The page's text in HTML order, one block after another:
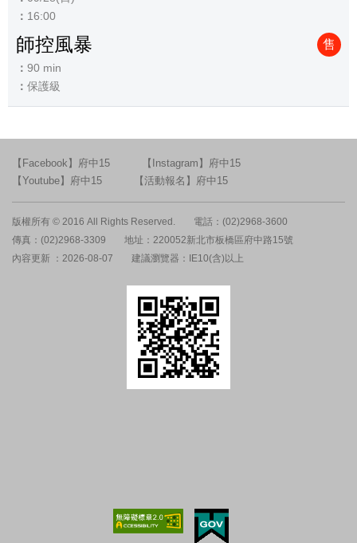
16:00
師控風暴 售
90 min
保護級
【Facebook】府中15
【Instagram】府中15
【Youtube】府中15
【活動報名】府中15
版權所有 © 2016 All Rights Reserved.
電話：(02)2968-3600
傳真：(02)2968-3309
地址：220052新北市板橋區府中路15號
內容更新 ：2026-08-07
建議瀏覽器：IE10(含)以上